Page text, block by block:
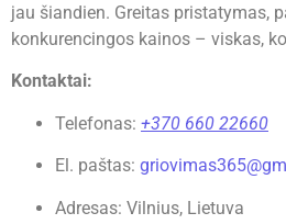
jau šiandien. Greitas pristatymas,
konkurencingos kainos – viskas,
Kontaktai:
Telefonas: +370 660 22660
El. paštas:
Adresas: Vilnius, Lietuva